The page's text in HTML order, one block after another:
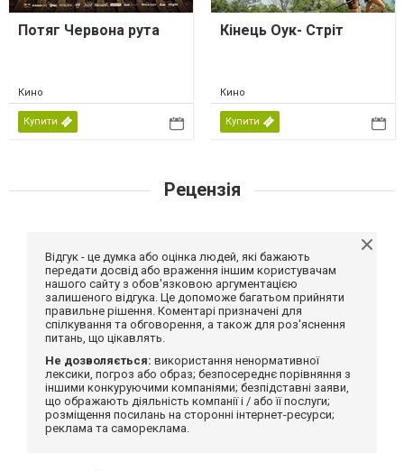
Потяг Червона рута
Кино
Купити
Кінець Оук- Стріт
Кино
Купити
Рецензія
Відгук - це думка або оцінка людей, які бажають
передати досвід або враження іншим користувачам
нашого сайту з обов'язковою аргументацією
залишеного відгука. Це допоможе багатьом прийняти
правильне рішення. Коментарі призначені для
спілкування та обговорення, а також для роз'яснення
питань, що цікавлять.
Не дозволяється: використання ненормативної
лексики, погроз або образ; безпосереднє порівняння з
іншими конкуруючими компаніями; безпідставні заяви,
що ображають діяльність компанії і / або її послуги;
розміщення посилань на сторонні інтернет-ресурси;
реклама та самореклама.